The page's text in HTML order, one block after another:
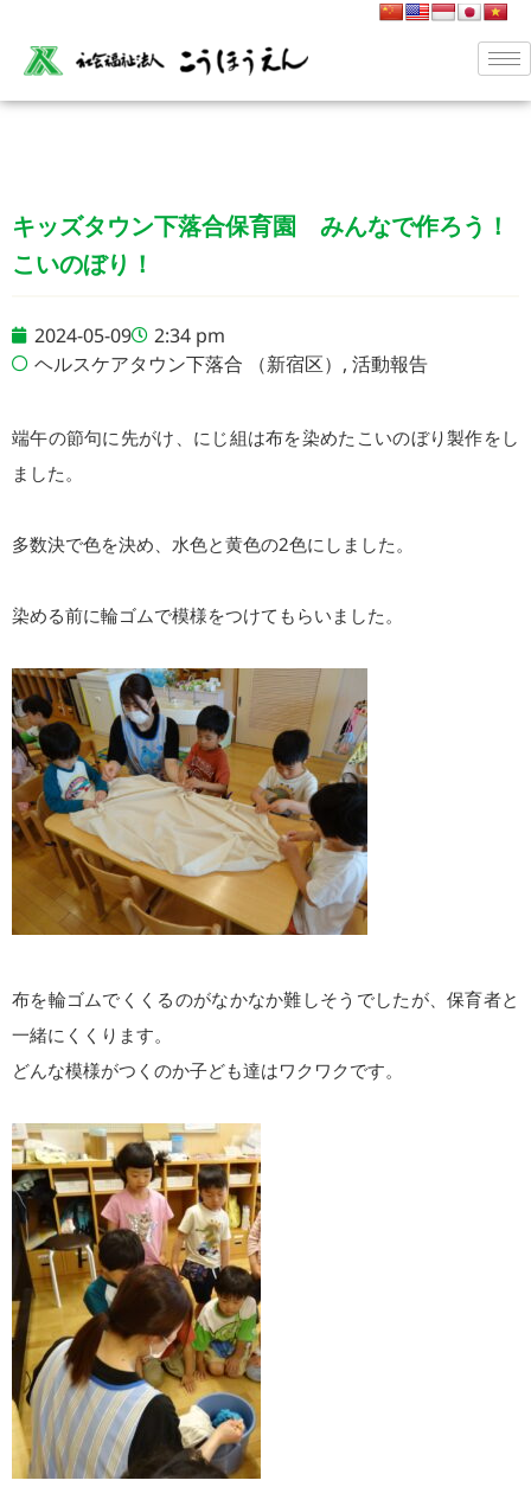
キッズタウン下落合保育園 みんなで作ろう！
こいのぼり！
2024-05-09
2:34 pm
ヘルスケアタウン下落合 （新宿区） , 活動報告
端午の節句に先がけ、にじ組は布を染めたこいのぼり製作をし
ました。
多数決で色を決め、水色と黄色の2色にしました。
染める前に輪ゴムで模様をつけてもらいました。
布を輪ゴムでくくるのがなかなか難しそうでしたが、保育者と
一緒にくくります。
どんな模様がつくのか子ども達はワクワクです。